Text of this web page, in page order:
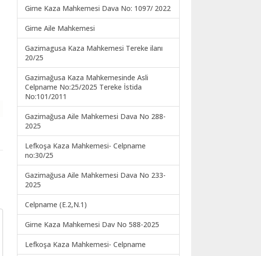
Girne Kaza Mahkemesi Dava No: 1097/ 2022
Girne Aile Mahkemesi
Gazimagusa Kaza Mahkemesi Tereke ilanı
20/25
Gazimağusa Kaza Mahkemesinde Asli
Celpname No:25/2025 Tereke İstida
No:101/2011
Gazimağusa Aile Mahkemesi Dava No 288-
2025
Lefkoşa Kaza Mahkemesi- Celpname
no:30/25
Gazimağusa Aile Mahkemesi Dava No 233-
2025
Celpname (E.2,N.1)
Girne Kaza Mahkemesi Dav No 588-2025
Lefkoşa Kaza Mahkemesi- Celpname